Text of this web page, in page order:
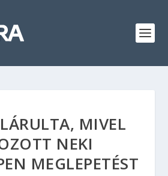
MIVEL
NEKI
MEGLEPETÉST